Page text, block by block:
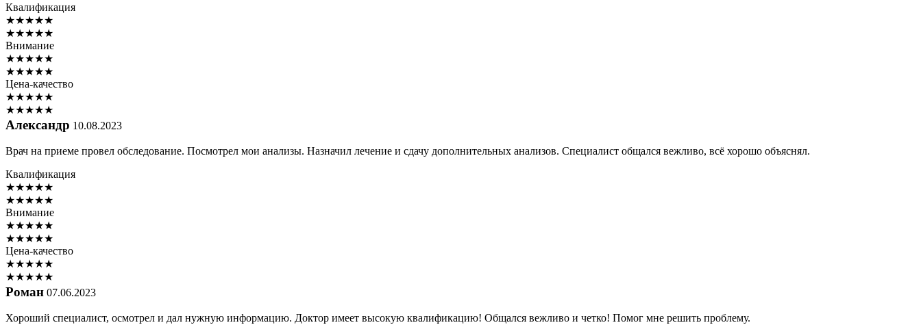
Квалификация
★★★★★
★★★★★
Внимание
★★★★★
★★★★★
Цена-качество
★★★★★
★★★★★
Александр 10.08.2023
Врач на приеме провел обследование. Посмотрел мои анализы. Назначил лечение и сдачу дополнительных анализов. Специалист общался вежливо, всё хорошо объяснял.
Квалификация
★★★★★
★★★★★
Внимание
★★★★★
★★★★★
Цена-качество
★★★★★
★★★★★
Роман 07.06.2023
Хороший специалист, осмотрел и дал нужную информацию. Доктор имеет высокую квалификацию! Общался вежливо и четко! Помог мне решить проблему.